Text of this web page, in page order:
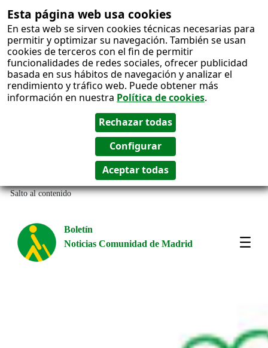
Esta página web usa cookies
En esta web se sirven cookies técnicas necesarias para
permitir y optimizar su navegación. También se usan
cookies de terceros con el fin de permitir
funcionalidades de redes sociales, ofrecer publicidad
basada en sus hábitos de navegación y analizar el
rendimiento y tráfico web. Puede obtener más
información en nuestra Política de cookies.
Salto al contenido
Boletín
Noticias Comunidad de Madrid